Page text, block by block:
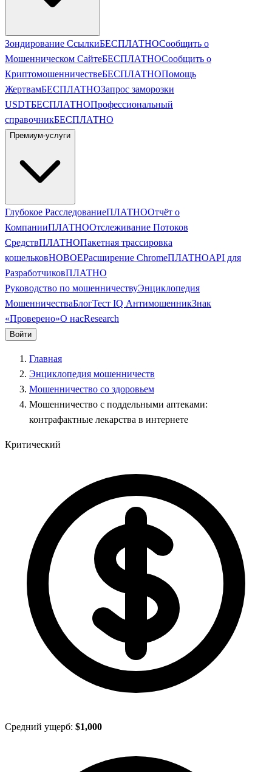
Зондирование СсылкиБЕСПЛАТНОСообщить о
Мошенническом СайтеБЕСПЛАТНОСообщить о
КриптомошенничествеБЕСПЛАТНОПомощь
ЖертвамБЕСПЛАТНОЗапрос заморозки
USDTБЕСПЛАТНОПрофессиональный
справочникБЕСПЛАТНО
Премиум-услуги
Глубокое РасследованиеПЛАТНООтчёт о
КомпанииПЛАТНООтслеживание Потоков
СредствПЛАТНОПакетная трассировка
кошельковНОВОЕРасширение ChromeПЛАТНОAPI для
РазработчиковПЛАТНО
Руководство по мошенничествуЭнциклопедия
МошенничестваБлогТест IQ АнтимошенникЗнак
«Проверено»О насResearch
Войти
Главная
Энциклопедия мошенничеств
Мошенничество со здоровьем
Мошенничество с поддельными аптеками:
контрафактные лекарства в интернете
Критический
Средний ущерб: $1,000